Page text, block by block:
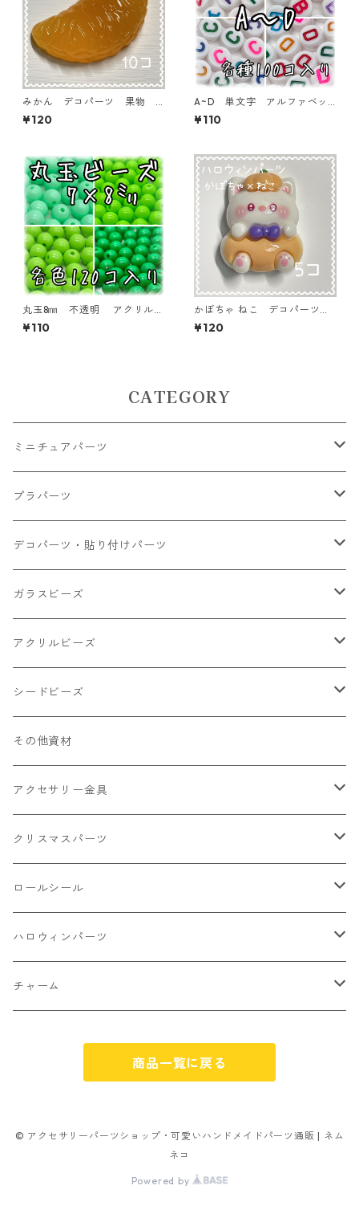
みかん デコパーツ 果物
フルーツ 10個入り 貼り付
けパーツ【DP-FU-ORN2】
¥120
A~D 単文字 アルファベッ
トビーズ 100個入り【AB‐E
A】
¥110
丸玉8㎜ 不透明 アクリルビ
ーズ 各色 120個入り ラウ
ンドビーズ【RB-n8】
¥110
かぼちゃ ねこ デコパーツ
ハロウィン 5個入り 貼り付
けパーツ【DP-HLW-ｋ4】
¥120
CATEGORY
ミニチュアパーツ
大きいパーツ グラス系
小さいパーツ グラス系
小物
カップ
プラパーツ
ナスカン カニカン
リング イヤリング パーツ
チェーンパーツ
プラチャーム
デコパーツ・貼り付けパーツ
食べ物系
キャンディ
ドーナツ
パン
ゼリー
アニマル系
うさぎ
くま
スライス棒
フレーク カット済
シール付き
フルーツ系 野菜果物
お花
ミニパーツ ネイル
雑貨系
シーズン系
ガラスビーズ
ミレフィオリ
ランプワーク
キャッツアイ
アクリルビーズ
丸玉6㎜ ラウンド
丸玉8㎜ ラウンド
カボチャ
クラック
ソロバン型
アルファベット
単文字
スマイル
フラワー お花
シードビーズ
ミックス
2㎜
不透明
3㎜
不透明タイプ
ミックスタイプ
4㎜
その他資材
アクセサリー金具
カラー丸カン
10㎜
ボールチップ
ピアスパーツ
ヘアーパーツ
カニカン
クリスマスパーツ
プラチャーム
デコパーツ 貼り付けパーツ
OPP袋
アクリルビーズ
フレークシュガー
ロールシール
サンキュー
クリスマス
フレークシュガー
ハロウィンパーツ
おばけ
チャーム
アルファベット
商品一覧に戻る
© アクセサリーパーツショップ・可愛いハンドメイドパーツ通販 | ネム
ネコ
Powered by